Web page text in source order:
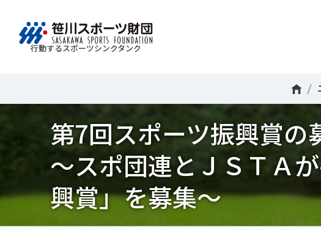
行動するスポーツシンクタンク
＃誰が子どものスポーツをささえるのか ＃部活動
＃競技人口 ＃高齢者スポーツ ＃差別とダイバ
Mission＆Visionの達成に向けさまざまな
研究調査活動を行います。客観的な分
析・研究に基づく実現性のある政策提言
につなげています。
スポーツライフ
スポーツ白書
政策提言
子どものスポ
障害者スポーツ
スポーツによ
自治体・スポーツ組織・企業・教育機関等と連携し、スポー
ツ推進計画の策定やスポーツ振興、地域課題の解決につなが
る取り組みを共同で実践しています。
「スポーツ・フォー・オール」の理念を共有する国際機関や
日本国外の組織との連携、国際会議での研究成果の発表など
を行います。また、諸外国のスポーツ政策の比較、研究、情
報収集に積極的に取り組んでいます。
日本のスポーツ政策についての論考、部
活動やこどもの運動実施率などのスポー
ツ界の諸問題に関するコラム、スポーツ
史に残る貴重な証言など、様々な読み物
コンテンツを作成し、スポーツの果たす
べき役割を考察しています。
運動部活動の実
移行
スポーツ時事
SPORT TOPICS
障害者のスポ
誰もがささえ
ツの環境づくり
第7回スポーツ振興賞の
～スポ団連とＪＳＴＡ
興賞」を募集～